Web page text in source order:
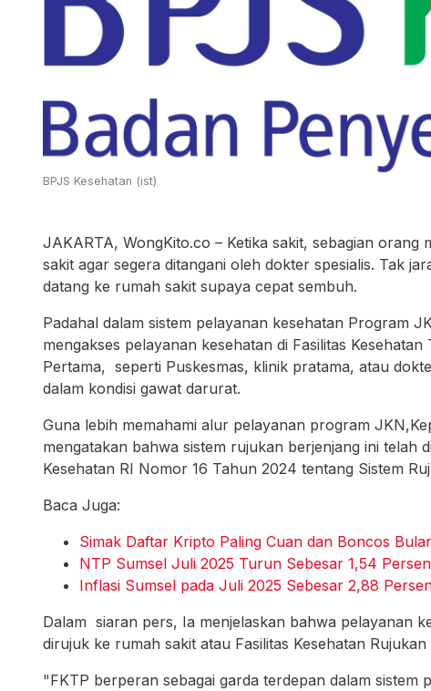
BPJS Kesehatan (ist)
JAKARTA, WongKito.co – Ketika sakit, sebagian
sakit agar segera ditangani oleh dokter spesialis. Tak
datang ke rumah sakit supaya cepat sembuh.
Padahal dalam sistem pelayanan kesehatan Program
mengakses pelayanan kesehatan di Fasilitas
Pertama, seperti Puskesmas, klinik pratama, atau
dalam kondisi gawat darurat.
Guna lebih memahami alur pelayanan program
mengatakan bahwa sistem rujukan berjenjang ini telah
Kesehatan RI Nomor 16 Tahun 2024 tentang Sistem
Baca Juga:
Simak Daftar Kripto Paling Cuan dan Boncos
NTP Sumsel Juli 2025 Turun Sebesar 1,54 Persen
Inflasi Sumsel pada Juli 2025 Sebesar 2,88
Dalam siaran pers, Ia menjelaskan bahwa pelayanan
dirujuk ke rumah sakit atau Fasilitas Kesehatan
"FKTP berperan sebagai garda terdepan dalam sistem